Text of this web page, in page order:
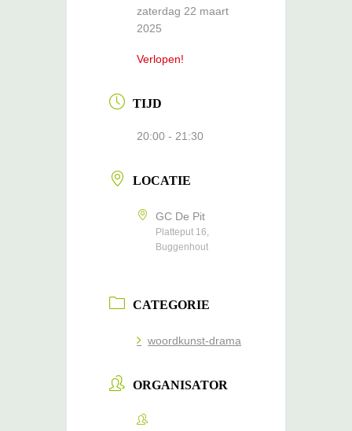
zaterdag 22 maart
2025
Verlopen!
TIJD
20:00 - 21:30
LOCATIE
GC De Pit
Platteput 16,
Buggenhout
CATEGORIE
woordkunst-drama
ORGANISATOR